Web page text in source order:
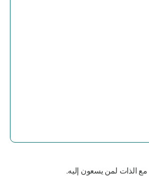
مع الذات لمن يسعون إليه.